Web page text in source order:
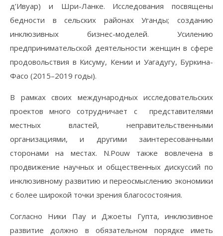
д’Ивуар) и Шри-Ланке. Исследования посвящены
бедности в сельских районах Уганды; созданию
инклюзивных бизнес-моделей. Усилению
предпринимательской деятельности женщин в сфере
продовольствия в Кисуму, Кении и Уагадугу, Буркина-
Фасо (2015–2019 годы).
В рамках своих международных исследовательских
проектов много сотрудничает с представителями
местных властей, неправительственными
организациями, и другими заинтересованными
сторонами на местах. N.Pouw также вовлечена в
продвижение научных и общественных дискуссий по
инклюзивному развитию и переосмыслению экономики
с более широкой точки зрения благосостояния.
Согласно Ники Пау и Джоеты Гупта, инклюзивное
развитие должно в обязательном порядке иметь